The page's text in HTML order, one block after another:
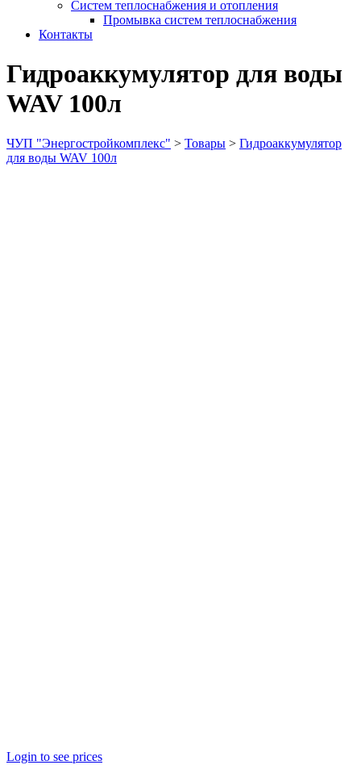
Систем теплоснабжения и отопления
Промывка систем теплоснабжения
Контакты
Гидроаккумулятор для воды
WAV 100л
ЧУП "Энергостройкомплекс" > Товары > Гидроаккумулятор
для воды WAV 100л
Login to see prices